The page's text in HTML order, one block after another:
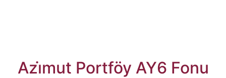
Azi̇mut Portföy AY6 Fonu